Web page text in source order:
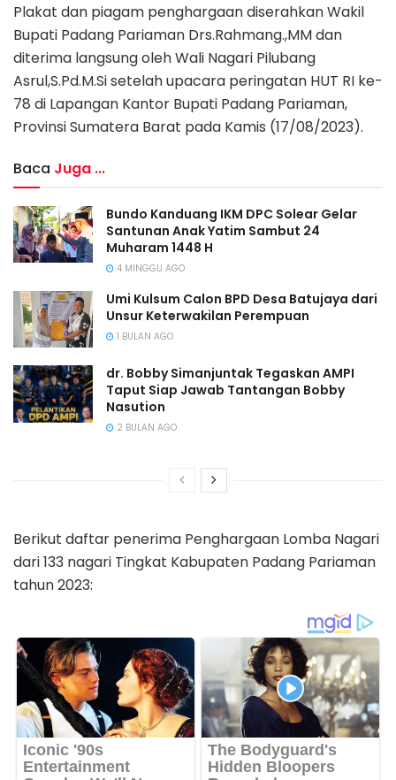
Plakat dan piagam penghargaan diserahkan Wakil
Bupati Padang Pariaman Drs.Rahmang.,MM dan
diterima langsung oleh Wali Nagari Pilubang
Asrul,S.Pd.M.Si setelah upacara peringatan HUT RI ke-
78 di Lapangan Kantor Bupati Padang Pariaman,
Provinsi Sumatera Barat pada Kamis (17/08/2023).
Baca Juga ...
Bundo Kanduang IKM DPC Solear Gelar
Santunan Anak Yatim Sambut 24
Muharam 1448 H
4 MINGGU AGO
Umi Kulsum Calon BPD Desa Batujaya dari
Unsur Keterwakilan Perempuan
1 BULAN AGO
dr. Bobby Simanjuntak Tegaskan AMPI
Taput Siap Jawab Tantangan Bobby
Nasution
2 BULAN AGO
Berikut daftar penerima Penghargaan Lomba Nagari
dari 133 nagari Tingkat Kabupaten Padang Pariaman
tahun 2023: